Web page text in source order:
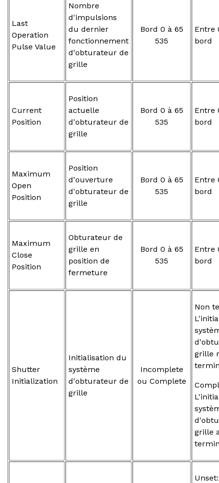
Last
Operation
Pulse Value
Nombre
d'impulsions
du dernier
fonctionnement
d'obturateur de
grille
Bord 0 à 65
535
Entre
bord
Current
Position
Position
actuelle
d'obturateur de
grille
Bord 0 à 65
535
Entre
bord
Maximum
Open
Position
Position
d'ouverture
d'obturateur de
grille
Bord 0 à 65
535
Entre
bord
Maximum
Close
Position
Obturateur de
grille en
position de
fermeture
Bord 0 à 65
535
Entre
bord
Shutter
Initialization
Initialisation du
système
d'obturateur de
grille
Incomplete
ou Complete
Non
grille
grille